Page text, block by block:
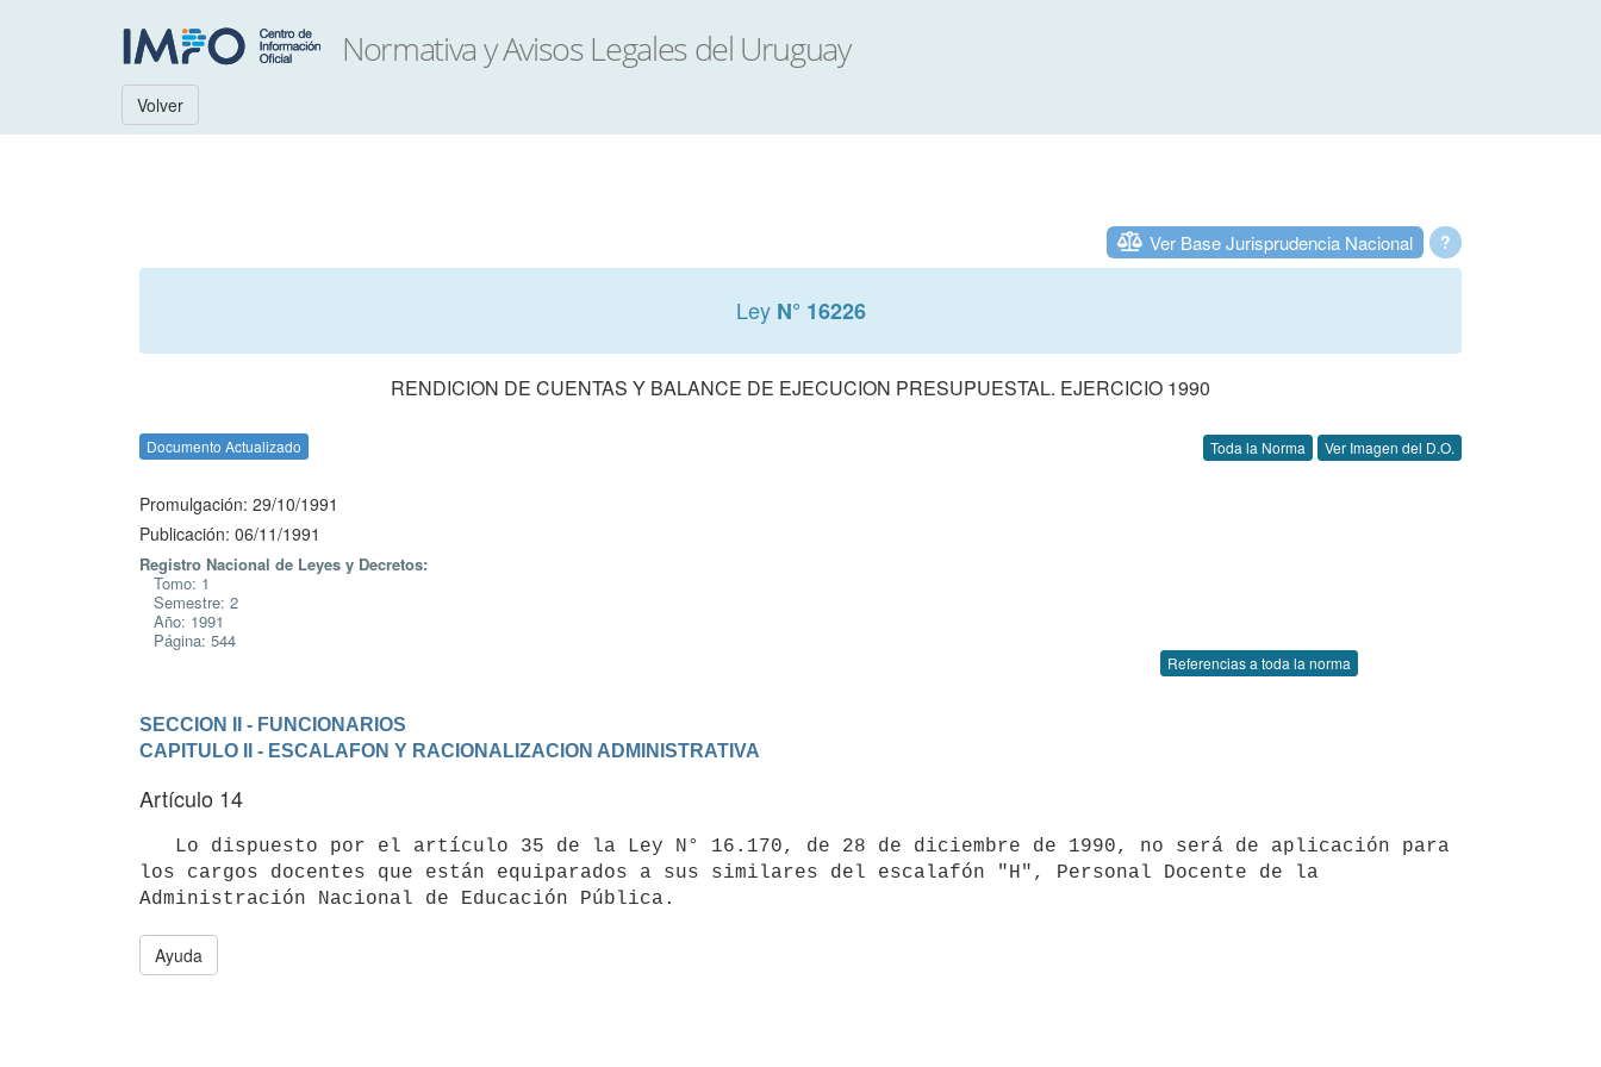
Volver
?
Ver Base Jurisprudencia Nacional
Ley N° 16226
RENDICION DE CUENTAS Y BALANCE DE EJECUCION PRESUPUESTAL. EJERCICIO 1990
Documento Actualizado Toda la Norma Ver Imagen del D.O.
Promulgación: 29/10/1991
Publicación: 06/11/1991
Registro Nacional de Leyes y Decretos:
Tomo: 1
Semestre: 2
Año: 1991
Página: 544
Referencias a toda la norma
SECCION II - FUNCIONARIOS
CAPITULO II - ESCALAFON Y RACIONALIZACION ADMINISTRATIVA
Artículo 14
los cargos docentes que están equiparados a sus similares del escalafón "H", Personal Docente de la
Ayuda